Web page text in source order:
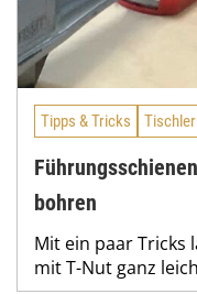
Tipps & Tricks
bohren
Mit ein paar Tricks
mit T-Nut ganz